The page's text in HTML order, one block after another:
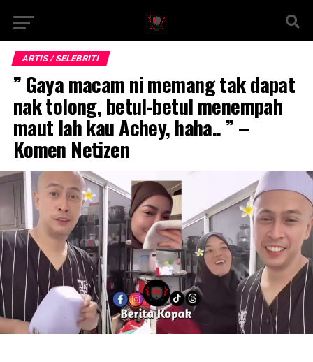
ARTIS / SELEBRITI
” Gaya macam ni memang tak dapat
nak tolong, betul-betul menempah
maut lah kau Achey, haha.. ” –
Komen Netizen